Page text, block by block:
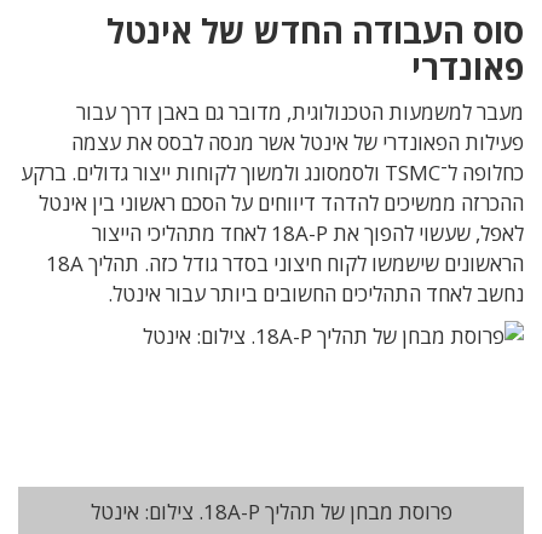
סוס העבודה החדש של אינטל
פאונדרי
מעבר למשמעות הטכנולוגית, מדובר גם באבן דרך עבור
פעילות הפאונדרי של אינטל אשר מנסה לבסס את עצמה
כחלופה ל־TSMC ולסמסונג ולמשוך לקוחות ייצור גדולים. ברקע
ההכרזה ממשיכים להדהד דיווחים על הסכם ראשוני בין אינטל
לאפל, שעשוי להפוך את 18A-P לאחד מתהליכי הייצור
הראשונים שישמשו לקוח חיצוני בסדר גודל כזה. תהליך 18A
נחשב לאחד התהליכים החשובים ביותר עבור אינטל.
פרוסת מבחן של תהליך 18A-P. צילום: אינטל